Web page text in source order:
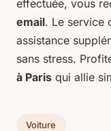
effectuée, vous
email. Le service
assistance
sans stress.
à Paris qui allie
Voiture